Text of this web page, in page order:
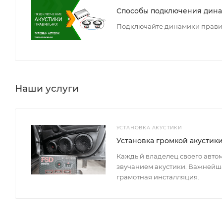
Способы подключения
Подключайте динамики
Наши услуги
УСТАНОВКА АКУСТИКИ
Установка громкой
Каждый владелец своего
звучанием акустики.
грамотная инсталляция.